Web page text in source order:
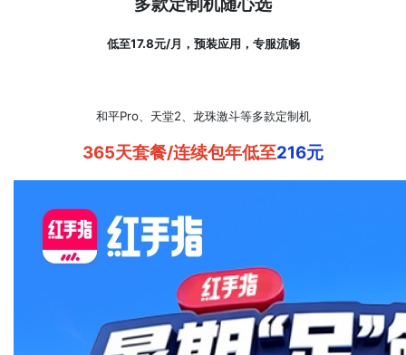
低至17.8元/月，预装应用，专服流畅
和平Pro、天堂2、龙珠激斗等多款定制机
365天套餐/连续包年低至216元